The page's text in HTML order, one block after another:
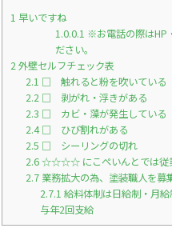
k
1 早いですね
1.0.0.1 ※お電話の際はHP
ださい。
2外壁セルフチェック表
2.1 □ 触れると粉を吹いている
2.2□ 剥がれ・浮きがある
2.3 □ カビ・藻が発生している
2.4□ ひび割れがある
2.5 □ シーリングの切れ
2.6☆☆☆☆ にこぺいんとでは
2.7業務拡大の為、塗装職人を募
2.7.1 給料体制は日給制・月
与年2回支給